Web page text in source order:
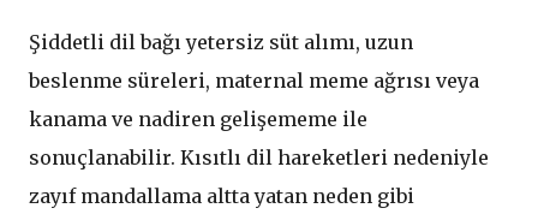
Şiddetli dil bağı yetersiz süt alımı, uzun
beslenme süreleri, maternal meme ağrısı veya
kanama ve nadiren gelişememe ile
sonuçlanabilir. Kısıtlı dil hareketleri nedeniyle
zayıf mandallama altta yatan neden gibi